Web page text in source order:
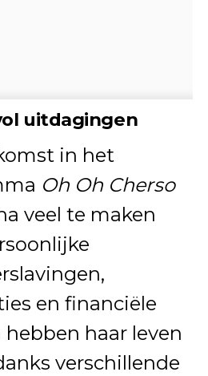
uitdagingen
in het
Oh Oh Cherso
veel te maken
en financiële
haar leven
verschillende